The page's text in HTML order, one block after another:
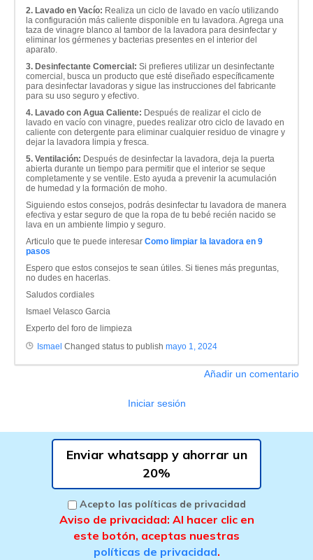
2. Lavado en Vacío: Realiza un ciclo de lavado en vacío utilizando
la configuración más caliente disponible en tu lavadora. Agrega una
taza de vinagre blanco al tambor de la lavadora para desinfectar y
eliminar los gérmenes y bacterias presentes en el interior del
aparato.
3. Desinfectante Comercial: Si prefieres utilizar un desinfectante
comercial, busca un producto que esté diseñado específicamente
para desinfectar lavadoras y sigue las instrucciones del fabricante
para su uso seguro y efectivo.
4. Lavado con Agua Caliente: Después de realizar el ciclo de
lavado en vacío con vinagre, puedes realizar otro ciclo de lavado en
caliente con detergente para eliminar cualquier residuo de vinagre y
dejar la lavadora limpia y fresca.
5. Ventilación: Después de desinfectar la lavadora, deja la puerta
abierta durante un tiempo para permitir que el interior se seque
completamente y se ventile. Esto ayuda a prevenir la acumulación
de humedad y la formación de moho.
Siguiendo estos consejos, podrás desinfectar tu lavadora de manera
efectiva y estar seguro de que la ropa de tu bebé recién nacido se
lava en un ambiente limpio y seguro.
Articulo que te puede interesar Como limpiar la lavadora en 9
pasos
Espero que estos consejos te sean útiles. Si tienes más preguntas,
no dudes en hacerlas.
Saludos cordiales
Ismael Velasco Garcia
Experto del foro de limpieza
Ismael Changed status to publish mayo 1, 2024
Añadir un comentario
Iniciar sesión
Enviar whatsapp y ahorrar un
20%
Acepto las políticas de privacidad
Aviso de privacidad: Al hacer clic en
este botón, aceptas nuestras
políticas de privacidad.